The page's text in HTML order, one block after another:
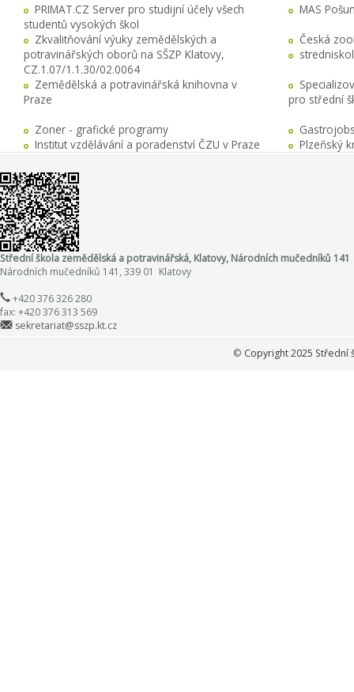
PRIMAT.CZ Server pro studijní účely všech
studentů vysokých škol
MAS
Zkvalitňování výuky zemědělských a
potravinářských oborů na SŠZP Klatovy,
CZ.1.07/1.1.30/02.0064
Česká
Zemědělská a potravinářská knihovna v
Praze
pro střední
Zoner - grafické programy
Institut vzdělávání a poradenství ČZU v Praze
Plzeňský
Střední škola zemědělská a potravinářská, Klatovy, Národních mučedníků 141
Národních mučedníků 141, 339 01 Klatovy
+420 376 326 280
fax: +420 376 313 569
sekretariat@sszp.kt.cz
© Copyright 2025 Střední